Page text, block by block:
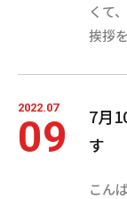
くて
挨拶
2022.07
09
7月
す
こん